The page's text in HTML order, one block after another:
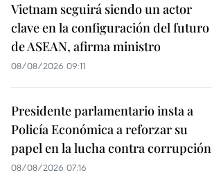
Vietnam seguirá siendo un actor
clave en la configuración del futuro
de ASEAN, afirma ministro
08/08/2026 09:11
Presidente parlamentario insta a
Policía Económica a reforzar su
papel en la lucha contra corrupción
08/08/2026 07:16